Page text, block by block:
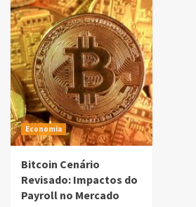
Economia
Bitcoin Cenário
Revisado: Impactos do
Payroll no Mercado